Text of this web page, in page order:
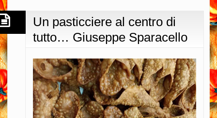
Un pasticciere al centro di
tutto… Giuseppe Sparacello